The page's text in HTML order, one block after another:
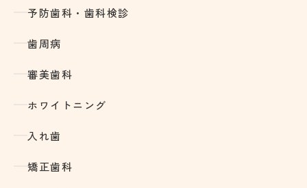
予防歯科・歯科検診
歯周病
審美歯科
ホワイトニング
入れ歯
矯正歯科